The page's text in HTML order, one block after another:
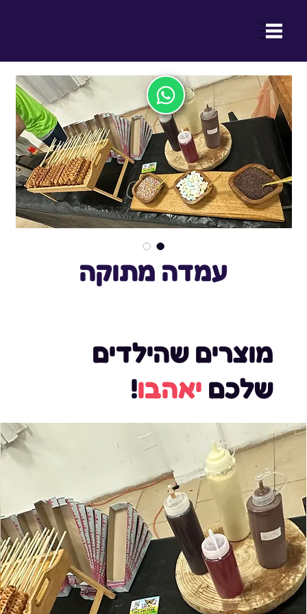
מוצרים שהילדים
שלכם יאהבו!
עמדה מתוקה